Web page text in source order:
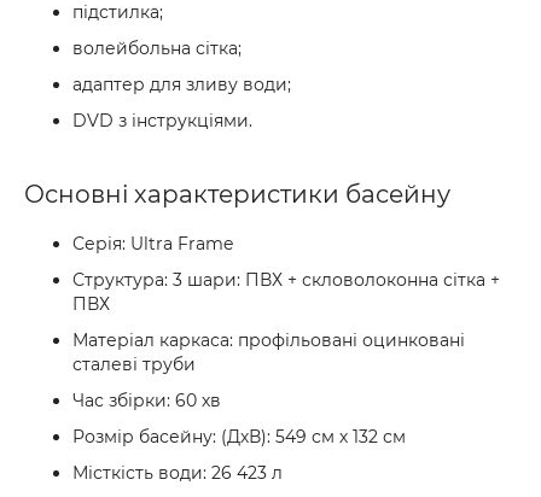
підстилка;
волейбольна сітка;
адаптер для зливу води;
DVD з інструкціями.
Основні характеристики басейну
Серія: Ultra Frame
Структура: 3 шари: ПВХ + скловолоконна сітка +
ПВХ
Матеріал каркаса: профільовані оцинковані
сталеві труби
Час збірки: 60 хв
Розмір басейну: (ДхВ): 549 см х 132 см
Місткість води: 26 423 л